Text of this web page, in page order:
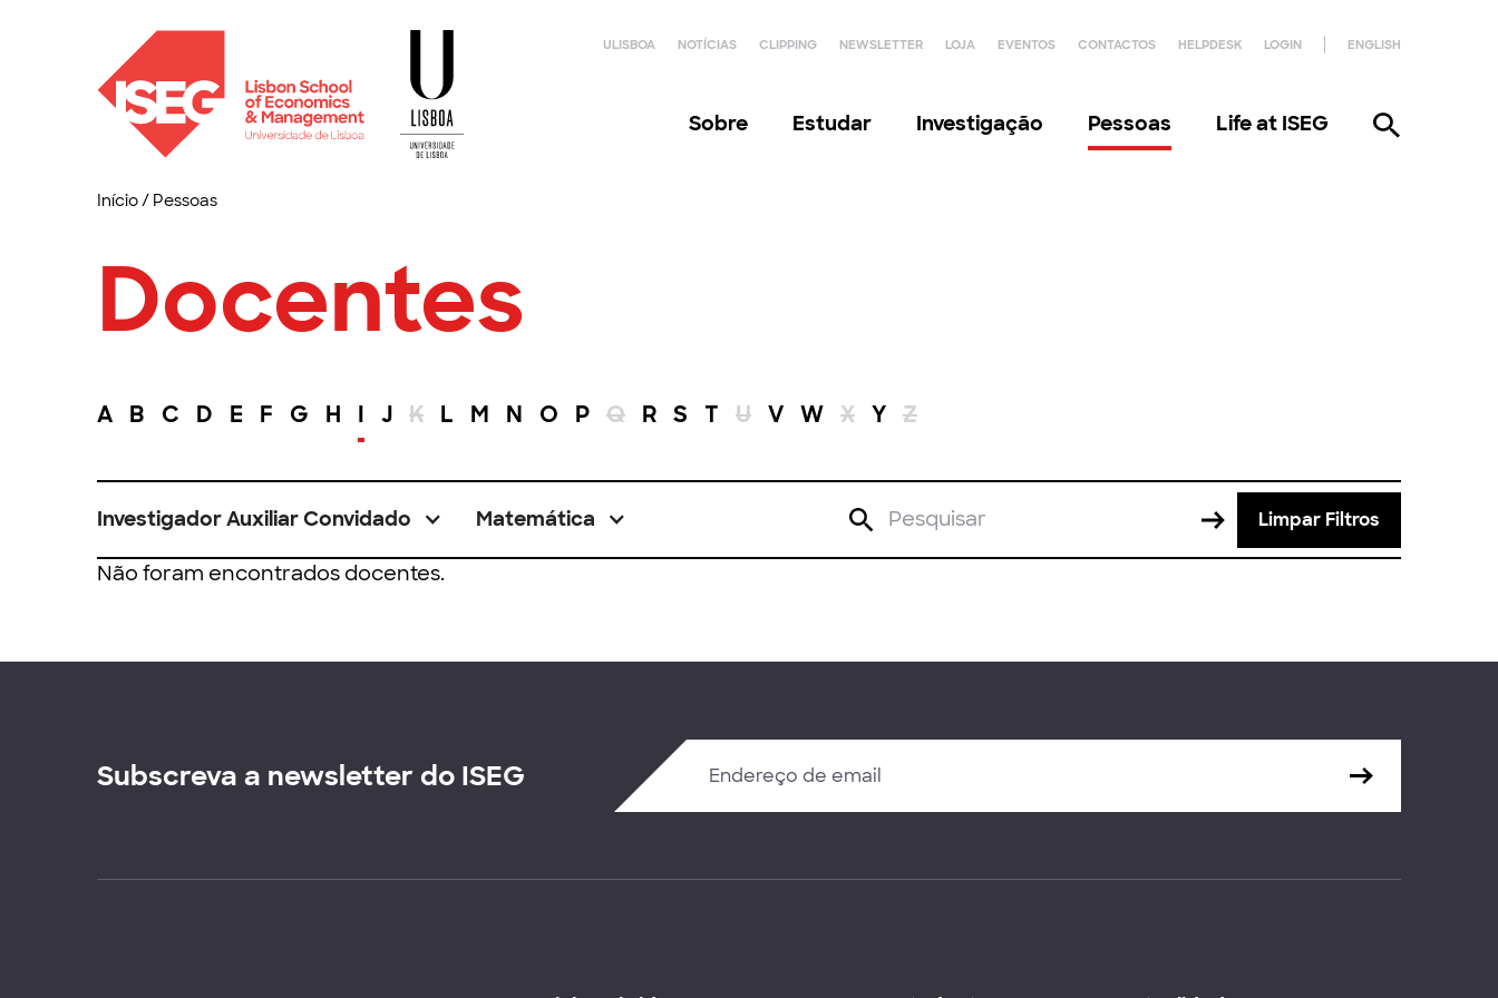
ULISBOA NOTÍCIAS CLIPPING NEWSLETTER LOJA EVENTOS CONTACTOS HELPDESK LOGIN ENGLISH
Sobre Estudar Investigação Pessoas Life at ISEG
Início/ Pessoas
Docentes
A B C D E F G H I J K L M N O P Q R S T U V W X Y Z
Investigador Auxiliar Convidado Matemática Limpar Filtros
Não foram encontrados docentes.
Subscreva a newsletter do ISEG